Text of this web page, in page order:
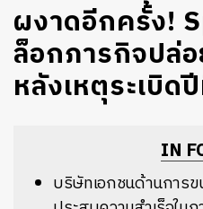
ผงาดอีกครั้ง!
ล็อกภารกิจปล่อ
หลังเหตุระเบิด
IN
บริษัทเอกชนด้านการ